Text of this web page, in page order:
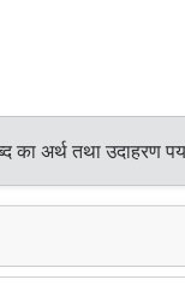
का अर्थ तथा उदाहरण